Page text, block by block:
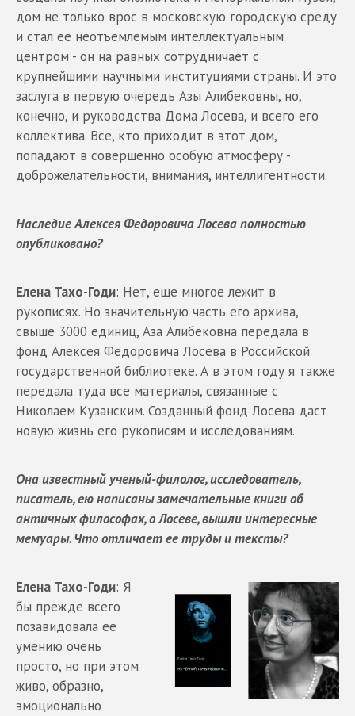
дом не только врос в московскую городскую среду
и стал ее неотъемлемым интеллектуальным
центром - он на равных сотрудничает с
крупнейшими научными институциями страны. И это
заслуга в первую очередь Азы Алибековны, но,
конечно, и руководства Дома Лосева, и всего его
коллектива. Все, кто приходит в этот дом,
попадают в совершенно особую атмосферу -
доброжелательности, внимания, интеллигентности.
Наследие Алексея Федоровича Лосева полностью
опубликовано?
Елена Тахо-Годи: Нет, еще многое лежит в
рукописях. Но значительную часть его архива,
свыше 3000 единиц, Аза Алибековна передала в
фонд Алексея Федоровича Лосева в Российской
государственной библиотеке. А в этом году я также
передала туда все материалы, связанные с
Николаем Кузанским. Созданный фонд Лосева даст
новую жизнь его рукописям и исследованиям.
Она известный ученый-филолог, исследователь,
писатель, ею написаны замечательные книги об
античных философах, о Лосеве, вышли интересные
мемуары. Что отличает ее труды и тексты?
Елена Тахо-Годи: Я
бы прежде всего
позавидовала ее
умению очень
просто, но при этом
живо, образно,
эмоционально